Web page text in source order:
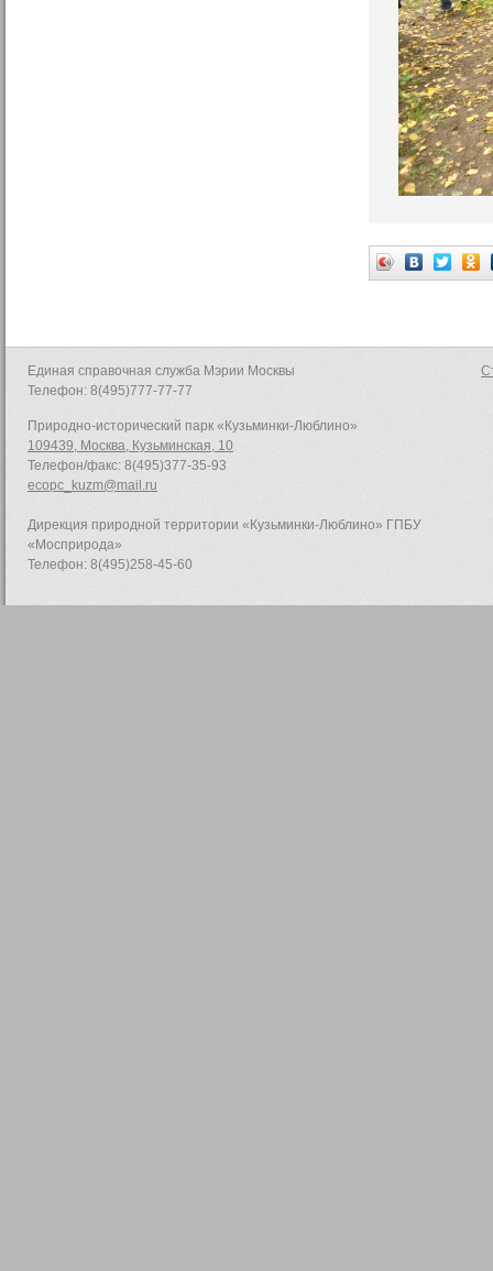
Единая справочная служба Мэрии Москвы
Телефон: 8(495)777-77-77
Природно-исторический парк «Кузьминки-Люблино»
109439, Москва, Кузьминская, 10
Телефон/факс: 8(495)377-35-93
ecopc_kuzm@mail.ru
Дирекция природной территории «Кузьминки-Люблино» ГПБУ
«Мосприрода»
Телефон: 8(495)258-45-60